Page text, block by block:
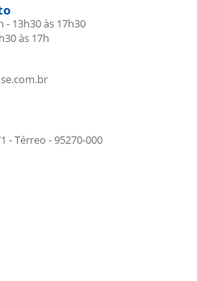
- 13h30 às 17h30
às 17h
- Térreo - 95270-000